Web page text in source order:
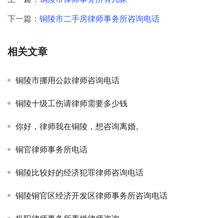
下一篇： 铜陵市二手房律师事务所咨询电话
相关文章
铜陵市挪用公款律师咨询电话
铜陵十级工伤请律师需要多少钱
你好，律师我在铜陵，想咨询离婚。
铜官律师事务所电话
铜陵比较好的经济犯罪律师咨询电话
铜陵铜官区经济开发区律师事务所咨询电话